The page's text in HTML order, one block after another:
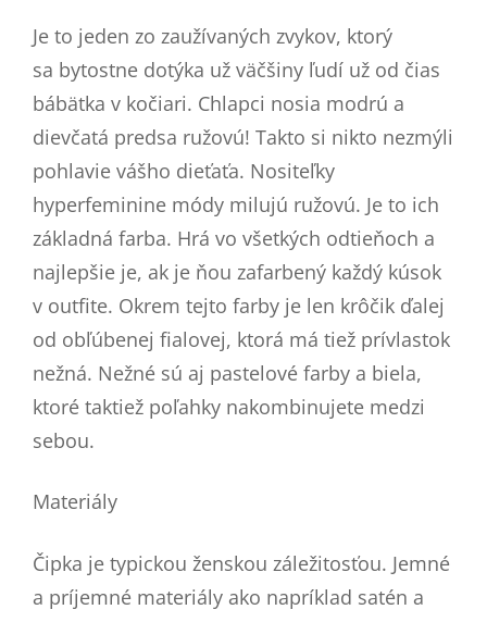
Je to jeden zo zaužívaných zvykov, ktorý
sa bytostne dotýka už väčšiny ľudí už od čias
bábätka v kočiari. Chlapci nosia modrú a
dievčatá predsa ružovú! Takto si nikto nezmýli
pohlavie vášho dieťaťa. Nositeľky
hyperfeminine módy milujú ružovú. Je to ich
základná farba. Hrá vo všetkých odtieňoch a
najlepšie je, ak je ňou zafarbený každý kúsok
v outfite. Okrem tejto farby je len krôčik ďalej
od obľúbenej fialovej, ktorá má tiež prívlastok
nežná. Nežné sú aj pastelové farby a biela,
ktoré taktiež poľahky nakombinujete medzi
sebou.
Materiály
Čipka je typickou ženskou záležitosťou. Jemné
a príjemné materiály ako napríklad satén a